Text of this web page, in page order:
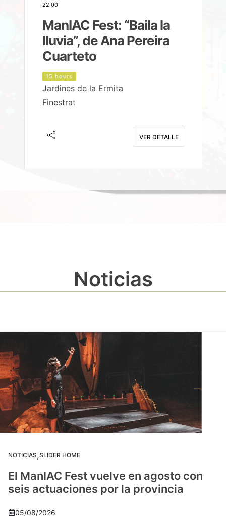
22:00
ManIAC Fest: “Baila la
lluvia”, de Ana Pereira
Cuarteto
15 hours
Jardines de la Ermita
Finestrat
VER DETALLE
Noticias
NOTICIAS,SLIDER HOME
El ManIAC Fest vuelve en agosto con
seis actuaciones por la provincia
05/08/2026